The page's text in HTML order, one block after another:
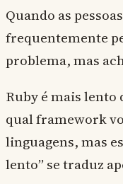
Quando as
frequentemente
problema, mas
Ruby é mais lento
qual framework
linguagens, mas
lento” se traduz